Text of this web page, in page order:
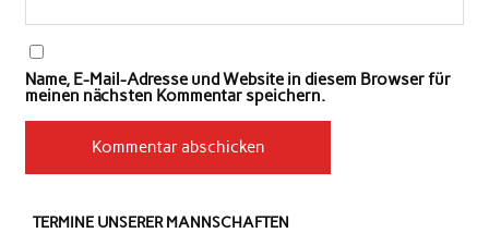
Name, E-Mail-Adresse und Website in diesem Browser für
meinen nächsten Kommentar speichern.
TERMINE UNSERER MANNSCHAFTEN